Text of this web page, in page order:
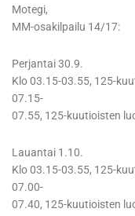
Motegi,
MM-osakilpailu 14/17:
Perjantai 30.9.
Klo 03.15-03.55, 125-
07.15-
07.55, 125-kuutioisten
Lauantai 1.10.
Klo 03.15-03.55, 125-
07.00-
07.40, 125-kuutioisten